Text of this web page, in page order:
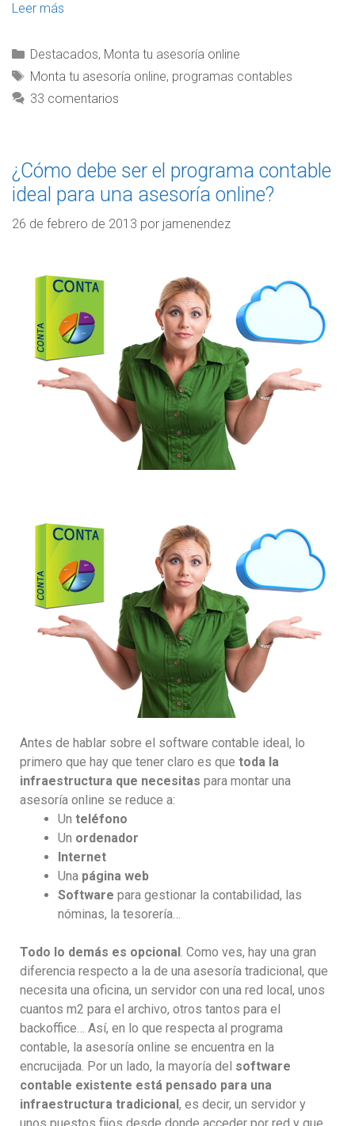
Leer más
Destacados, Monta tu asesoría online
Monta tu asesoría online, programas contables
33 comentarios
¿Cómo debe ser el programa contable
ideal para una asesoría online?
26 de febrero de 2013 por jamenendez
Antes de hablar sobre el software contable ideal, lo
primero que hay que tener claro es que toda la
infraestructura que necesitas para montar una
asesoría online se reduce a:
Un teléfono
Un ordenador
Internet
Una página web
Software para gestionar la contabilidad, las
nóminas, la tesorería…
Todo lo demás es opcional. Como ves, hay una gran
diferencia respecto a la de una asesoría tradicional, que
necesita una oficina, un servidor con una red local, unos
cuantos m2 para el archivo, otros tantos para el
backoffice… Así, en lo que respecta al programa
contable, la asesoría online se encuentra en la
encrucijada. Por un lado, la mayoría del software
contable existente está pensado para una
infraestructura tradicional, es decir, un servidor y